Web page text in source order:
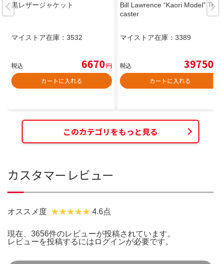
黒レザージャケット
マイストア在庫： 3532
税込 6670円
カートに入れる
Bill Lawrence “Kaori Model” Tele
caster
マイストア在庫： 3389
税込 39750
カートに入れる
このカテゴリをもっと見る
カスタマーレビュー
オススメ度 4.6点
現在、3656件のレビューが投稿されています。
レビューを投稿するには ログインが必要です。